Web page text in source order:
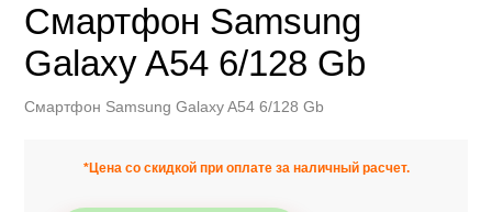
Смартфон Samsung
Galaxy A54 6/128 Gb
Смартфон Samsung Galaxy A54 6/128 Gb
*Цена со скидкой при оплате за наличный расчет.